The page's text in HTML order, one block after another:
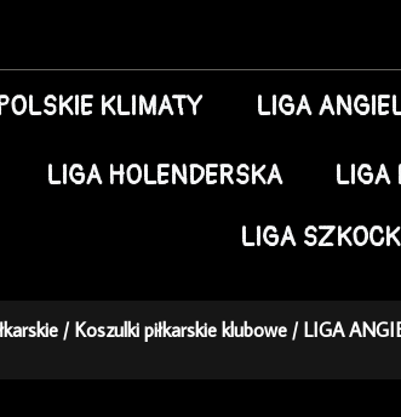
KLIMATY LIGA
LIGA HOLENDERSKA LIGA
LIGA
/Koszulki piłkarskie klubowe /LIGA